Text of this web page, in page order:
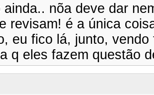
ainda.. nõa deve dar
revisam! é a única
eu fico lá, junto,
q eles fazem questão